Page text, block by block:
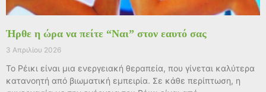
Ήρθε η ώρα να πείτε “Ναι” στον εαυτό σας
3 Απριλίου 2026
Το Ρέικι είναι μια ενεργειακή θεραπεία, που γίνεται καλύτερα
κατανοητή από βιωματική εμπειρία. Σε κάθε περίπτωση, η